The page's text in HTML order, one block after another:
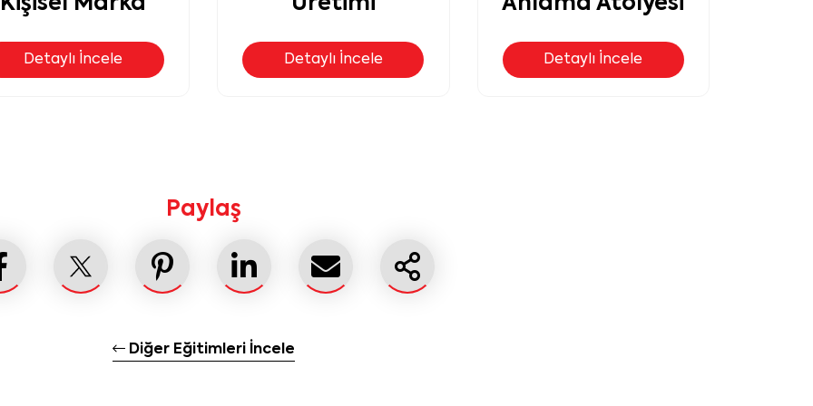
Detaylı İncele Detaylı İncele
Paylaş
Diğer Eğitimleri İncele